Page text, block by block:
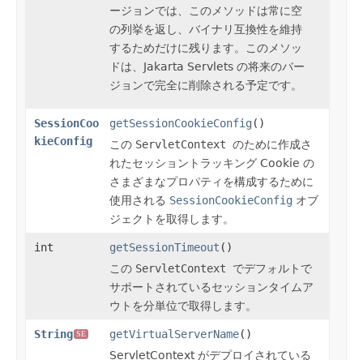
ージョンでは、このメソッドは常に空
の列挙を返し、バイナリ互換性を維持
するためだけに残ります。このメソッ
ドは、Jakarta Servlets の将来のバー
ジョンで完全に削除される予定です。
SessionCoo
kieConfig
getSessionCookieConfig ()
この ServletContext のために作成さ
れたセッショントラッキング Cookie の
さまざまなプロパティを構成するために
使用される SessionCookieConfig オブ
ジェクトを取得します。
int getSessionTimeout ()
この ServletContext でデフォルトで
サポートされているセッションタイムア
ウトを分単位で取得します。
String SE getVirtualServerName()
ServletContext がデプロイされている